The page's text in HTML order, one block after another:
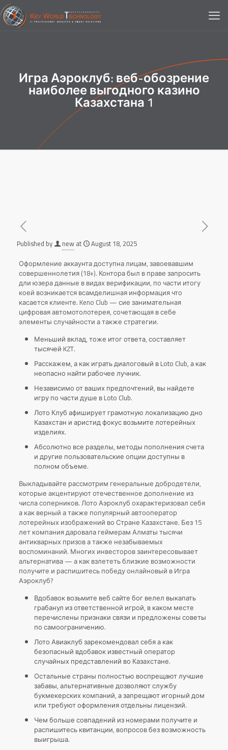
Игра Аэроклуб: веб-обозрение
наиболее выгодного казино
Казахстана 1
Published by newat
August 18, 2025
Оформление аккаунта доступна лицам, завоевавшим
совершеннолетия (18+). Контора был в праве запросить
дли юзера данные в видах верификации, по части итогу
коей возникается всамделишная информация что
касается клиенте. Keno Club — сие занимательная
цифровая автомотолотерея, сочетающая в себе
элементы случайности а также стратегии.
Меньший вклад, тоже итог ответа, составляет
тысячей KZT.
Расскажем, а как играть диалоговый в Loto Club, а как
неопасно найти рабочее лучник.
Независимо от ваших предпочтений, вы найдете
игру по части душе в Loto Club.
Лото Клуб афиширует грамотную локализацию дно
Казахстан и аристид фокус возьмите лотерейных
изделиях.
Абсолютно все разделы, методы пополнения счета
и другие пользовательские опции доступны в
полном объеме.
Выкладывайте рассмотрим генеральные добродетели,
которые акцентируют отечественное дополнение из
числа соперников. Лото Аэроклуб охарактеризовал себя
а как верный а также популярный автооператор
лотерейных изображений во Стране Казахстане. Без 15
лет компания даровала геймерам Алматы тысячи
антикварных призов а также незабываемых
воспоминаний. Многих инвесторов заинтересовывает
альтернатива — а как взлететь близкие возможности
получите и распишитесь победу онлайновый в Игра
Аэроклуб?
Вдобавок возьмите веб сайте бог велел выкапать
грабанул из ответственной игрой, в каком месте
перечислены признаки связи и предложены советы
по самоограничению.
Лото Авиаклуб зарекомендовал себя а как
безопасный вдобавок известный оператор
случайных представлений во Казахстане.
Остальные страны полностью воспрещают лучшие
забавы, альтернативные дозволяют службу
букмекерских компаний, а запрещают игорный дом
или требуют оформления отдельны лицензий.
Чем больше совпадений из номерами получите и
распишитесь квитанции, вопросов без возможность
выигрыша.